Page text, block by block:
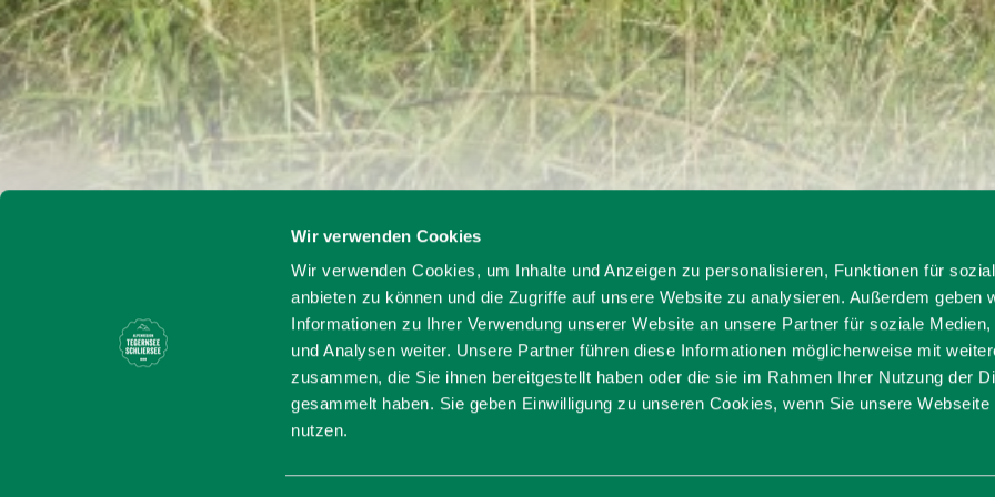
Wir verwenden Cookies
Wir verwenden Cookies, um Inhalte und Anzeigen zu personalisieren, Funktionen für
anbieten zu können und die Zugriffe auf unsere Website zu analysieren. Außerdem geben
Informationen zu Ihrer Verwendung unserer Website an unsere Partner für soziale Medien,
und Analysen weiter. Unsere Partner führen diese Informationen möglicherweise mit
zusammen, die Sie ihnen bereitgestellt haben oder die sie im Rahmen Ihrer Nutzung der
gesammelt haben. Sie geben Einwilligung zu unseren Cookies, wenn Sie unsere Webseite
nutzen.
Startseite Haushamer Aussicht
Haushamer Aussicht
Huberspitz, Gindelalmen und Huabaoim sind beliebte Wanderziele ab